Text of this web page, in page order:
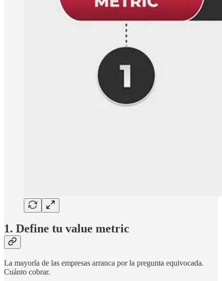
1. Define tu value metric
La mayoría de las empresas arranca por la pregunta equivocada.
Cuánto cobrar.